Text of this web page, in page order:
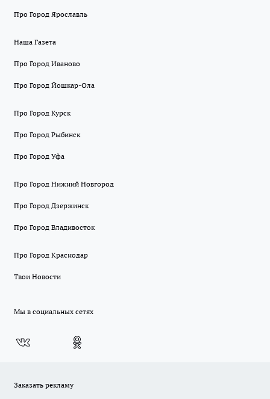
Про Город Ярославль
Наша Газета
Про Город Иваново
Про Город Йошкар-Ола
Про Город Курск
Про Город Рыбинск
Про Город Уфа
Про Город Нижний Новгород
Про Город Дзержинск
Про Город Владивосток
Про Город Краснодар
Твои Новости
Мы в социальных сетях
Заказать рекламу